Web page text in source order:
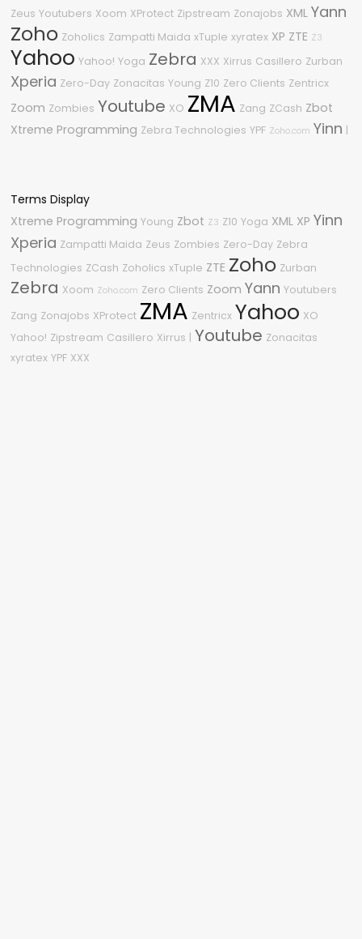
Zeus Youtubers Xoom XProtect Zipstream Zonajobs XML Yann
Zoho Zoholics Zampatti Maida xTuple xyratex XP ZTE Z3
Yahoo Yahoo! Yoga Zebra XXX Xirrus Casillero Zurban
Xperia Zero-Day Zonacitas Young Z10 Zero Clients Zentricx
Zoom Zombies Youtube XO ZMA Zang ZCash Zbot
Xtreme Programming Zebra Technologies YPF Zoho.com Yinn |
Terms Display
Xtreme Programming Young Zbot Z3 Z10 Yoga XML XP Yinn
Xperia Zampatti Maida Zeus Zombies Zero-Day Zebra
Technologies ZCash Zoholics xTuple ZTE Zoho Zurban
Zebra Xoom Zoho.com Zero Clients Zoom Yann Youtubers
Zang Zonajobs XProtect ZMA Zentricx Yahoo XO
Yahoo! Zipstream Casillero Xirrus | Youtube Zonacitas
xyratex YPF XXX